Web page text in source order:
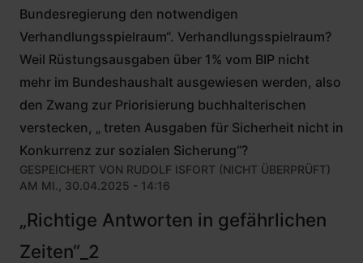
Bundesregierung den notwendigen
Verhandlungsspielraum“. Verhandlungsspielraum?
Weil Rüstungsausgaben über 1% vom BIP nicht
mehr im Bundeshaushalt ausgewiesen werden, also
den Zwang zur Priorisierung buchhalterischen
verstecken, „ treten Ausgaben für Sicherheit nicht in
Konkurrenz zur sozialen Sicherung“?
GESPEICHERT VON RUDOLF ISFORT (NICHT ÜBERPRÜFT)
AM MI., 30.04.2025 - 14:16
„Richtige Antworten in gefährlichen
Zeiten“_2